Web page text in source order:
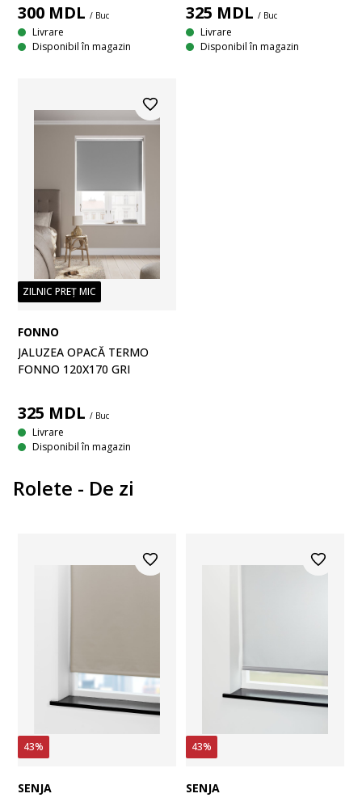
300 MDL / Buc
Livrare
Disponibil în magazin
325 MDL / Buc
Livrare
Disponibil în magazin
ZILNIC PREȚ MIC
FONNO
JALUZEA OPACĂ TERMO
FONNO 120X170 GRI
325 MDL / Buc
Livrare
Disponibil în magazin
Rolete - De zi
43%
SENJA
43%
SENJA